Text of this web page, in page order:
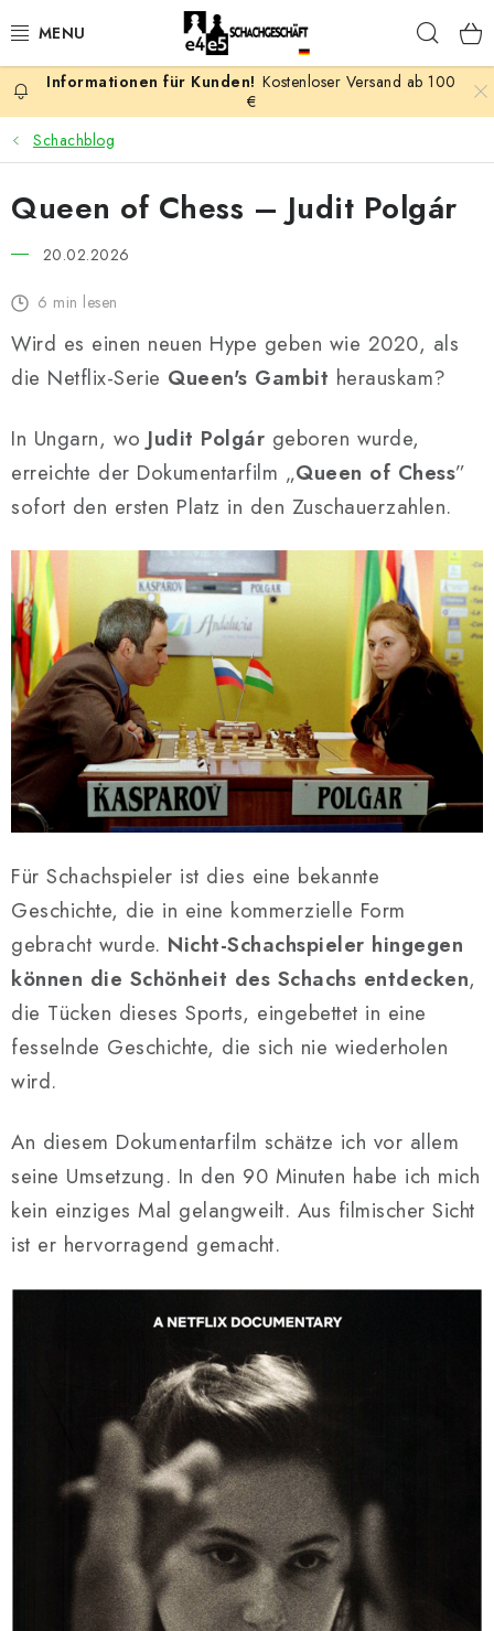
Inhalt
AKTION
SCHACHSPIELE
SCHACHFIGUREN
SCHACHBRETTER
SCHACHBÜCHER
SCHACH-ANTIQUITÄTENLADEN
SCHACH ONLINE
SCHACH-MERCH
SCHACH GESCHENKE
GESCHÄFTSBEDINGUNGEN
KONTAKT
Kontakt FAQ Über uns
Schachblog
Geschäftsbedingungen
Kostenloser Versand ab 100
€
Schachblog
Queen of Chess – Judit Polgár
20.02.2026
6 min lesen
Wird es einen neuen Hype geben wie 2020, als
die Netflix-Serie Queen's Gambit herauskam?
In Ungarn, wo Judit Polgár geboren wurde,
erreichte der Dokumentarfilm „Queen of Chess”
sofort den ersten Platz in den Zuschauerzahlen.
Für Schachspieler ist dies eine bekannte
Geschichte, die in eine kommerzielle Form
gebracht wurde. Nicht-Schachspieler hingegen
können die Schönheit des Schachs entdecken,
die Tücken dieses Sports, eingebettet in eine
fesselnde Geschichte, die sich nie wiederholen
wird.
An diesem Dokumentarfilm schätze ich vor allem
seine Umsetzung. In den 90 Minuten habe ich mich
kein einziges Mal gelangweilt. Aus filmischer Sicht
ist er hervorragend gemacht.